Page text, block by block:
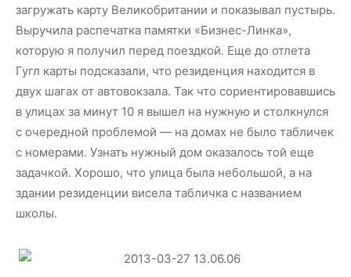
загружать карту Великобритании и показывал пустырь.
Выручила распечатка памятки «Бизнес-Линка»,
которую я получил перед поездкой. Еще до отлета
Гугл карты подсказали, что резиденция находится в
двух шагах от автовокзала. Так что сориентировавшись
в улицах за минут 10 я вышел на нужную и столкнулся
с очередной проблемой — на домах не было табличек
с номерами. Узнать нужный дом оказалось той еще
задачкой. Хорошо, что улица была небольшой, а на
здании резиденции висела табличка с названием
школы.